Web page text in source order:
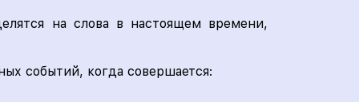
на слова в настоящем времени,
событий, когда совершается: